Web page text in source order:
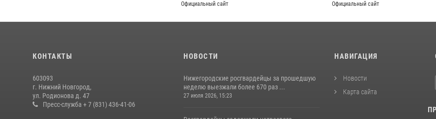
Официальный сайт Официальный сайт
КОНТАКТЫ
603093
г. Нижний Новгород,
ул. Родионова д. 47
Пресс-служба + 7 (831) 436-41-06
НОВОСТИ
Нижегородские росгвардейцы за прошедшую
неделю выезжали более 670 раз ...
27 июля 2026, 15:23
НАВИГАЦИЯ
Новости
Карта сайта